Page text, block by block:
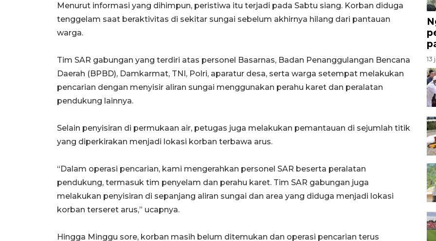
Menurut informasi yang dihimpun, peristiwa itu terjadi pada Sabtu siang. Korban diduga
tenggelam saat beraktivitas di sekitar sungai sebelum akhirnya hilang dari pantauan
warga.
Tim SAR gabungan yang terdiri atas personel Basarnas, Badan Penanggulangan Bencana
Daerah (BPBD), Damkarmat, TNI, Polri, aparatur desa, serta warga setempat melakukan
pencarian dengan menyisir aliran sungai menggunakan perahu karet dan peralatan
pendukung lainnya.
Selain penyisiran di permukaan air, petugas juga melakukan pemantauan di sejumlah titik
yang diperkirakan menjadi lokasi korban terbawa arus.
“Dalam operasi pencarian, kami mengerahkan personel SAR beserta peralatan
pendukung, termasuk tim penyelam dan perahu karet. Tim SAR gabungan juga
melakukan penyisiran di sepanjang aliran sungai dan area yang diduga menjadi lokasi
korban terseret arus,” ucapnya.
Hingga Minggu sore, korban masih belum ditemukan dan operasi pencarian terus
13